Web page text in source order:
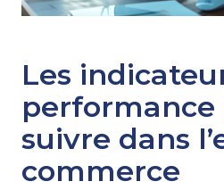
Les
performance
suivre dans
commerce